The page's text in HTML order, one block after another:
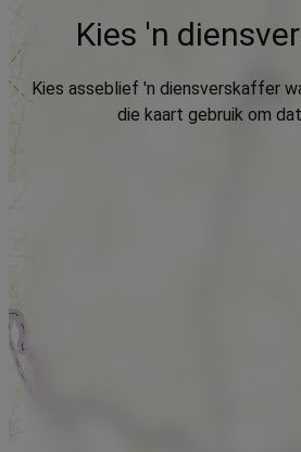
Kies 'n
Kies asseblief 'n diensverskaffer
die kaart gebruik om